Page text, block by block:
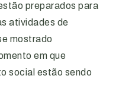
preparados para
atividades de
mostrado
em que
social estão sendo